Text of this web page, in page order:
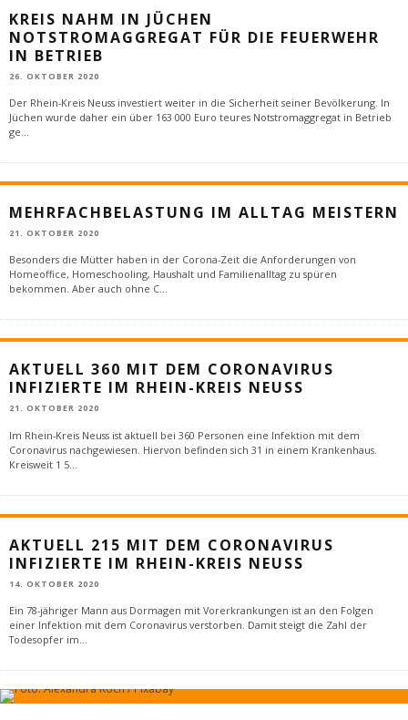
KREIS NAHM IN JÜCHEN
NOTSTROMAGGREGAT FÜR DIE FEUERWEHR
IN BETRIEB
26. OKTOBER 2020
Der Rhein-Kreis Neuss investiert weiter in die Sicherheit seiner Bevölkerung. In
Jüchen wurde daher ein über 163 000 Euro teures Notstromaggregat in Betrieb
ge...
MEHRFACHBELASTUNG IM ALLTAG MEISTERN
21. OKTOBER 2020
Besonders die Mütter haben in der Corona-Zeit die Anforderungen von
Homeoffice, Homeschooling, Haushalt und Familienalltag zu spüren
bekommen. Aber auch ohne C...
AKTUELL 360 MIT DEM CORONAVIRUS
INFIZIERTE IM RHEIN-KREIS NEUSS
21. OKTOBER 2020
Im Rhein-Kreis Neuss ist aktuell bei 360 Personen eine Infektion mit dem
Coronavirus nachgewiesen. Hiervon befinden sich 31 in einem Krankenhaus.
Kreisweit 1 5
AKTUELL 215 MIT DEM CORONAVIRUS
INFIZIERTE IM RHEIN-KREIS NEUSS
14. OKTOBER 2020
Ein 78-jähriger Mann aus Dormagen mit Vorerkrankungen ist an den Folgen
einer Infektion mit dem Coronavirus verstorben. Damit steigt die Zahl der
Todesopfer im